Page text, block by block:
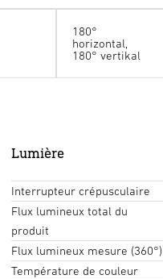
180°
horizontal,
180° vertikal
Lumière
Interrupteur crépusculaire
Flux lumineux total du
produit
Flux lumineux mesure (360°)
Température de couleur